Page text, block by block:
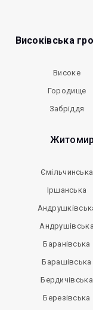
Високівська
Високе
Городище
Забріддя
Ємільчинська
Іршанська
Андрушівська
Баранівська
Барашівська
Бердичівська
Березівська